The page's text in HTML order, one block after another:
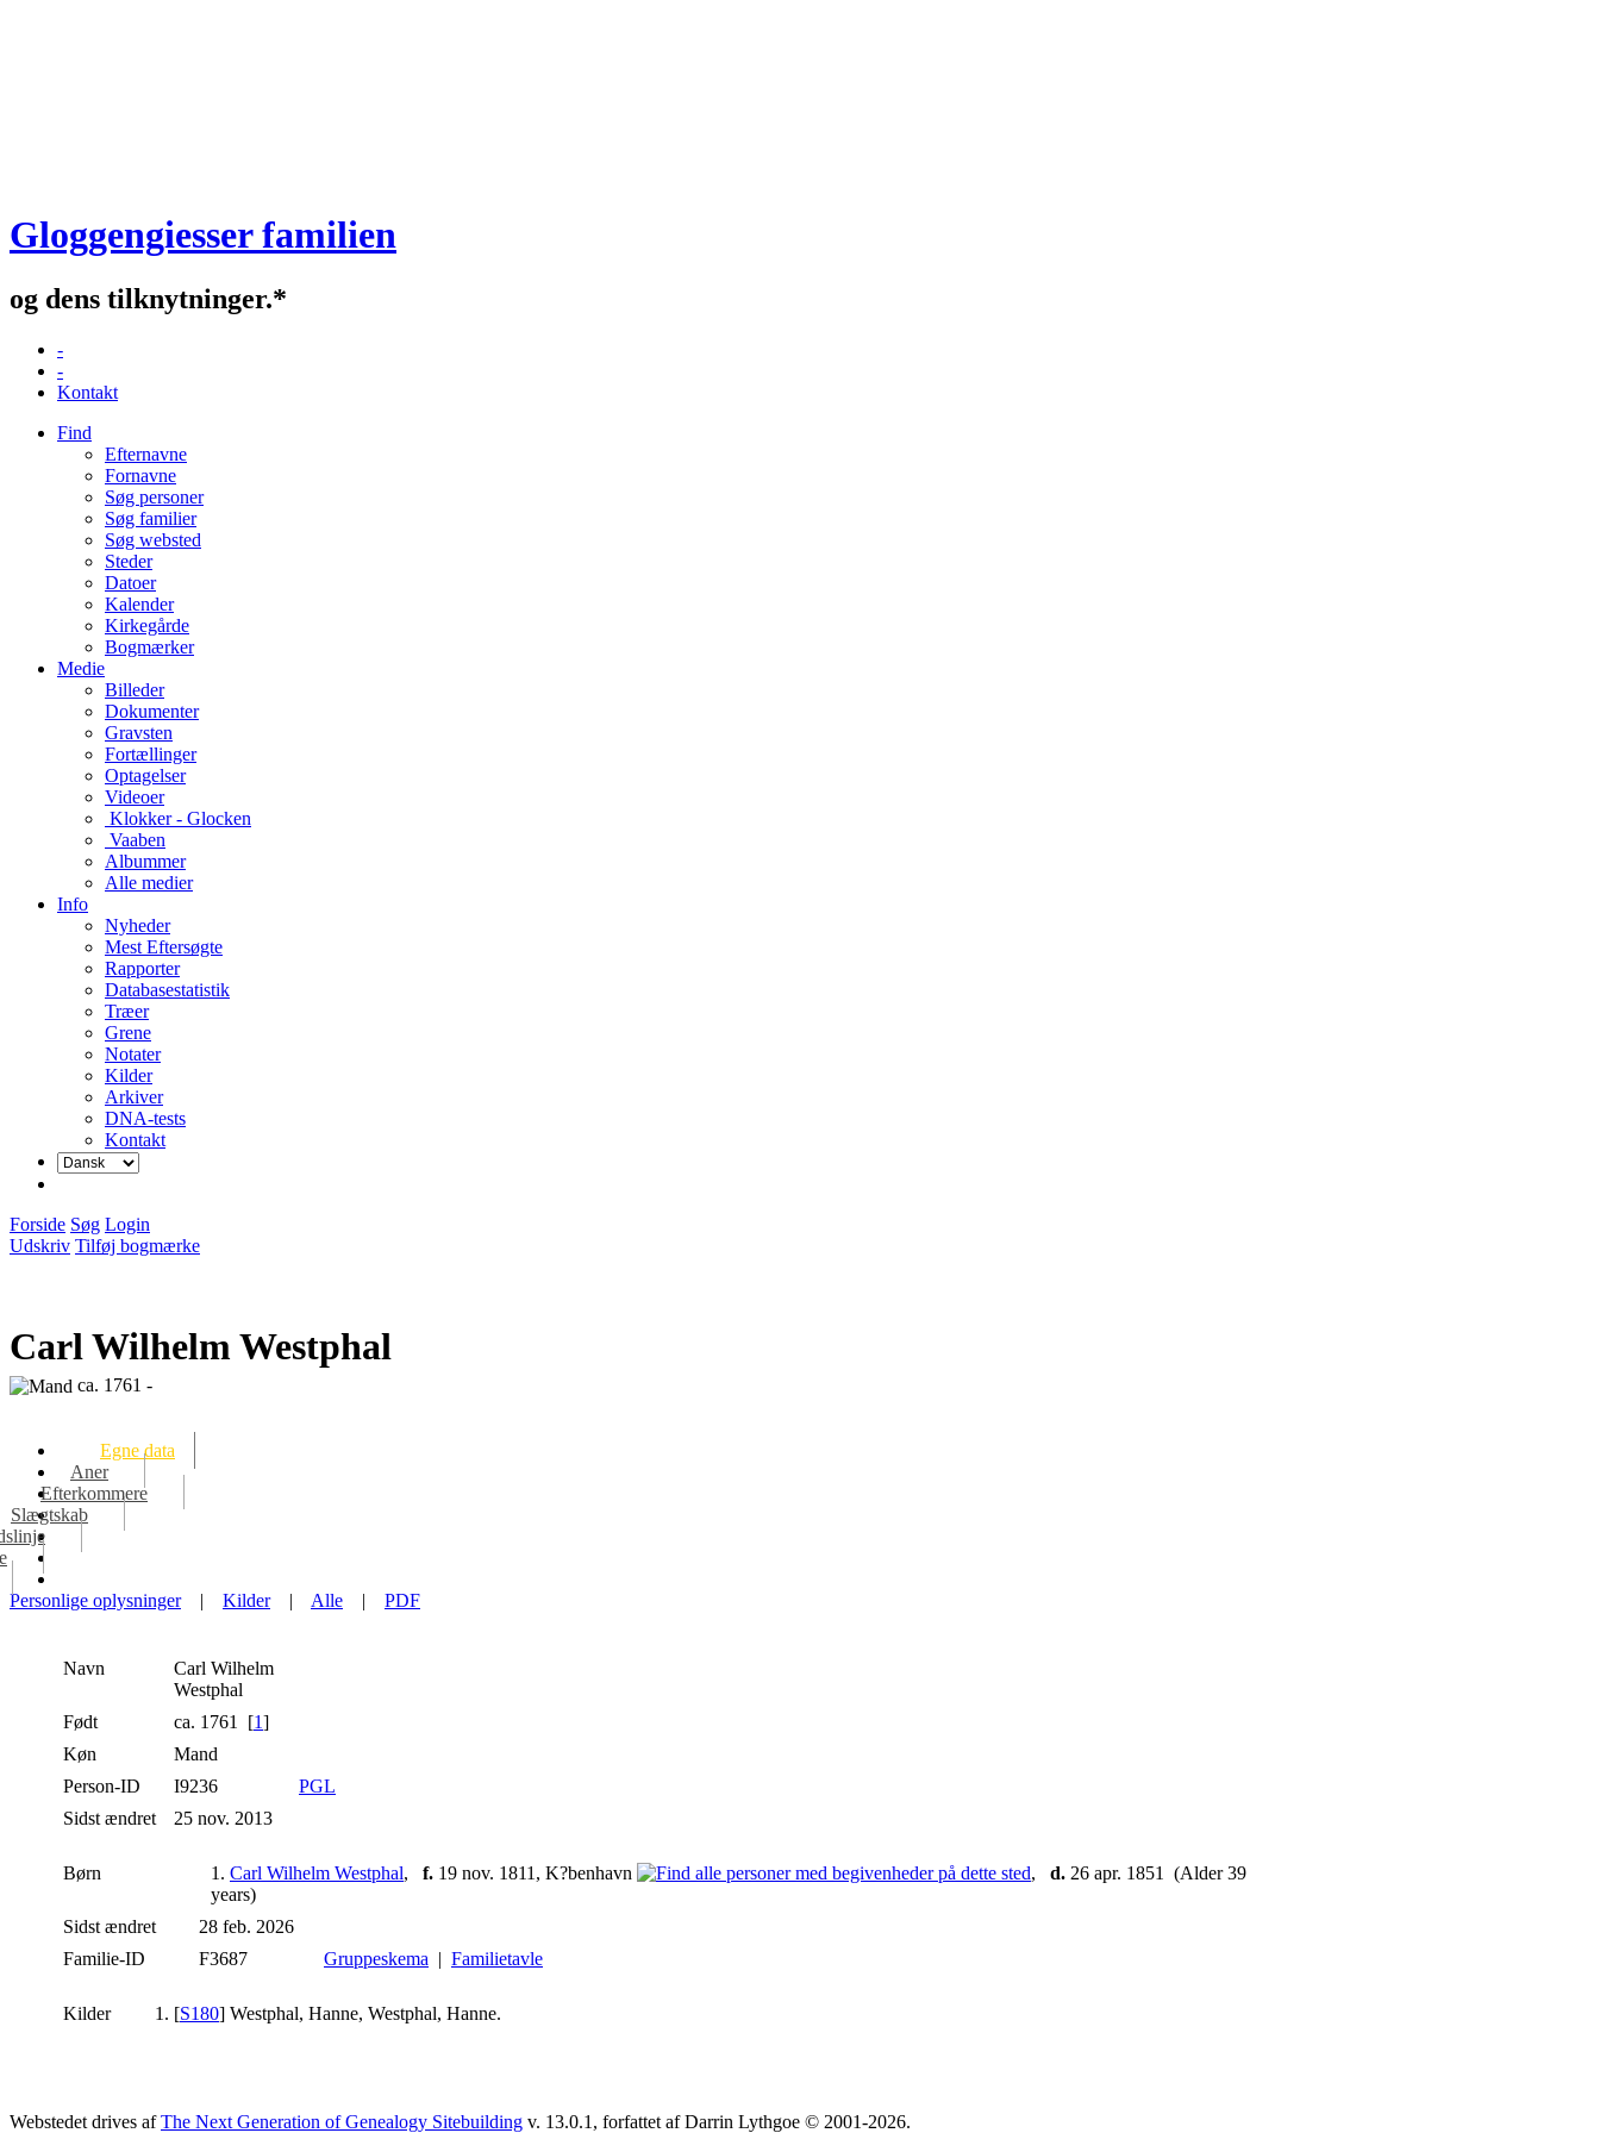
Gloggengiesser familien
og dens tilknytninger.*
-
-
Kontakt
Find
Efternavne
Fornavne
Søg personer
Søg familier
Søg websted
Steder
Datoer
Kalender
Kirkegårde
Bogmærker
Medie
Billeder
Dokumenter
Gravsten
Fortællinger
Optagelser
Videoer
Klokker - Glocken
Vaaben
Albummer
Alle medier
Info
Nyheder
Mest Eftersøgte
Rapporter
Databasestatistik
Træer
Grene
Notater
Kilder
Arkiver
DNA-tests
Kontakt
Forside Søg Login
Udskriv Tilføj bogmærke
Carl Wilhelm Westphal
ca. 1761 -
Egne data
Aner
Efterkommere
Slægtskab
Personlige oplysninger| Kilder| Alle | PDF
Navn
Carl Wilhelm
Westphal
Født
ca. 1761 [1]
Køn
Mand
Person-ID
I9236
PGL
Sidst ændret
25 nov. 2013
Børn 1. Carl Wilhelm Westphal, f. 19 nov. 1811, K?benhavn , d. 26 apr. 1851 (Alder 39
years)
Sidst ændret
28 feb. 2026
Familie-ID
F3687 Gruppeskema | Familietavle
Kilder [S180] Westphal, Hanne, Westphal, Hanne.
Webstedet drives afThe Next Generation of Genealogy Sitebuilding v. 13.0.1, forfattet af Darrin Lythgoe © 2001-2026.